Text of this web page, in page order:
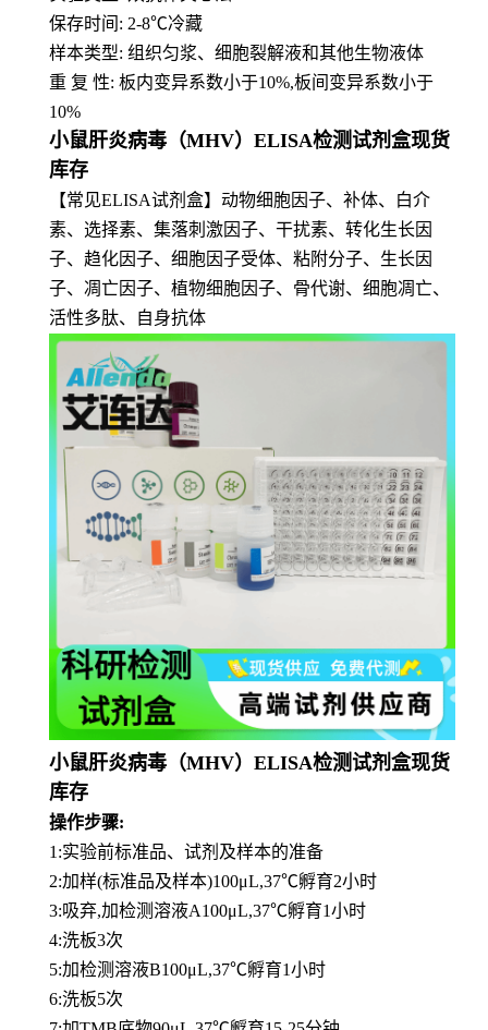
保存时间: 2-8℃冷藏
样本类型: 组织匀浆、细胞裂解液和其他生物液体
重 复 性: 板内变异系数小于10%,板间变异系数小于
10%
小鼠肝炎病毒（MHV）ELISA检测试剂盒现货
库存
【常见ELISA试剂盒】动物细胞因子、补体、白介
素、选择素、集落刺激因子、干扰素、转化生长因
子、趋化因子、细胞因子受体、粘附分子、生长因
子、凋亡因子、植物细胞因子、骨代谢、细胞凋亡、
活性多肽、自身抗体
小鼠肝炎病毒（MHV）ELISA检测试剂盒现货
库存
操作步骤:
1:实验前标准品、试剂及样本的准备
2:加样(标准品及样本)100μL,37℃孵育2小时
3:吸弃,加检测溶液A100μL,37℃孵育1小时
4:洗板3次
5:加检测溶液B100μL,37℃孵育1小时
6:洗板5次